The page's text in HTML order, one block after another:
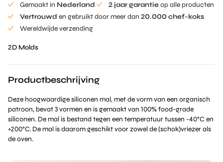
Gemaakt in Nederland 2 jaar garantieop alle producten
Vertrouwd en gebruikt door meer dan 20.000 chef-koks
Wereldwijde verzending
2D Molds
Productbeschrijving
Deze hoogwaardige siliconen mal, met de vorm van een organisch
patroon, bevat 3 vormen en is gemaakt van 100% food-grade
siliconen. De mal is bestand tegen een temperatuur tussen -40°C en
+200°C. De mal is daarom geschikt voor zowel de (schok)vriezer als
de oven.